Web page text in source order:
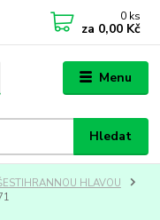
Menu
Hledat
0 ks
za 0,00 Kč
HLAVOU